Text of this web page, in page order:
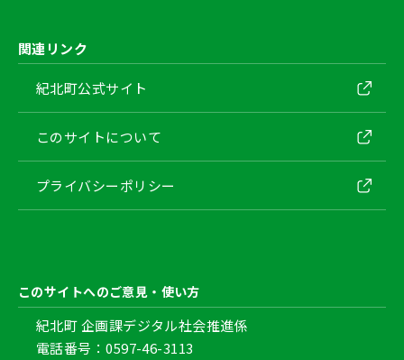
関連リンク
紀北町公式サイト
このサイトについて
プライバシーポリシー
このサイトへのご意見・使い方
紀北町 企画課デジタル社会推進係
電話番号：0597-46-3113